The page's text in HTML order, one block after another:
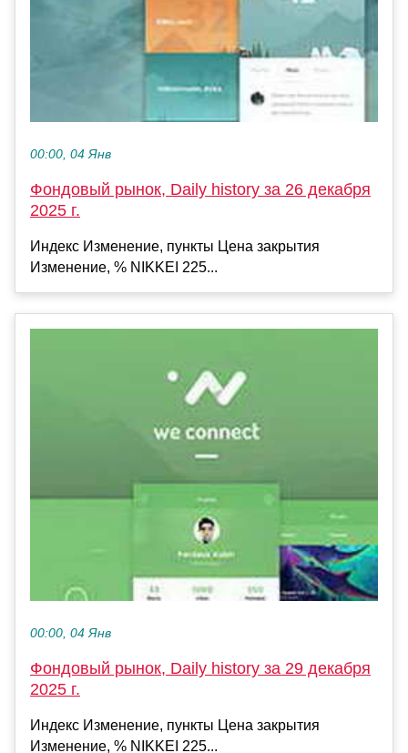
00:00, 04 Янв
Фондовый рынок, Daily history за 26 декабря
2025 г.
Индекс Изменение, пункты Цена закрытия
Изменение, % NIKKEI 225...
00:00, 04 Янв
Фондовый рынок, Daily history за 29 декабря
2025 г.
Индекс Изменение, пункты Цена закрытия
Изменение, % NIKKEI 225...